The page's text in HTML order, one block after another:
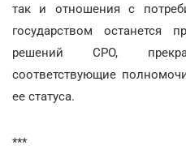
так и отношения с
государством останется
решений СРО,
соответствующие
ее статуса.
***